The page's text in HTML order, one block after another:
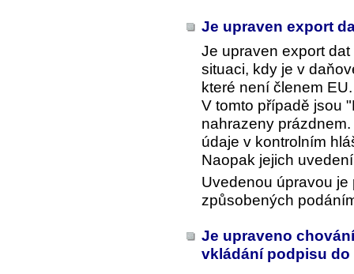
Je upraven export
Je upraven export dat
situaci, kdy je v
které není členem EU.
V tomto případě jsou
nahrazeny
údaje v kontrolním
Naopak jejich
Uvedenou úpravou
způsobených
Je upraveno
vkládání podpisu